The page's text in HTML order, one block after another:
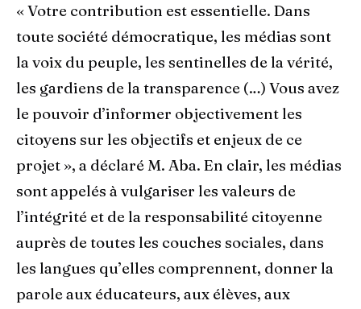
« Votre contribution est essentielle. Dans
toute société démocratique, les médias sont
la voix du peuple, les sentinelles de la vérité,
les gardiens de la transparence (…) Vous avez
le pouvoir d’informer objectivement les
citoyens sur les objectifs et enjeux de ce
projet », a déclaré M. Aba. En clair, les médias
sont appelés à vulgariser les valeurs de
l’intégrité et de la responsabilité citoyenne
auprès de toutes les couches sociales, dans
les langues qu’elles comprennent, donner la
parole aux éducateurs, aux élèves, aux